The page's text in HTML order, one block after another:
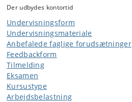
Der udbydes kontortid
Undervisningsform
Undervisningsmateriale
Anbefalede faglige forudsætninger
Feedbackform
Tilmelding
Eksamen
Kursustype
Arbejdsbelastning